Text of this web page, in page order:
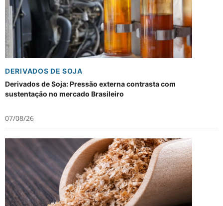
DERIVADOS DE SOJA
Derivados de Soja: Pressão externa contrasta com
sustentação no mercado Brasileiro
07/08/26